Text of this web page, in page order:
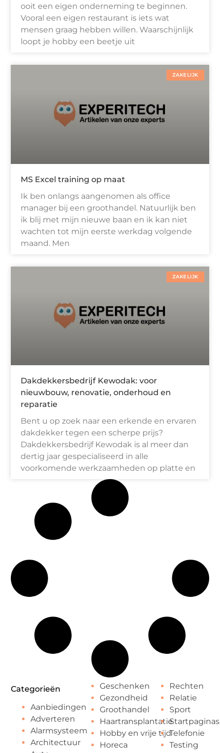
ooit een eigen onderneming te beginnen.
Vooral een eigen restaurant is iets wat
mensen graag hebben willen. Waarschijnlijk
loopt je hobby een beetje uit
ZAKELIJK
MS Excel training op maat
Ik ben onlangs aangenomen als office
manager bij een groothandel. Natuurlijk ben
ik blij met mijn nieuwe baan en ik kan niet
wachten tot mijn eerste werkdag volgende
maand. Men
ZAKELIJK
Dakdekkersbedrijf Kewodak: voor
nieuwbouw, renovatie, onderhoud en
reparatie
Bent u op zoek naar een erkende en ervaren
dakdekker tegen een scherpe prijs?
Dakdekkersbedrijf Kewodak is al meer dan
dertig jaar gespecialiseerd in alle
voorkomende werkzaamheden op platte en
Categorieën
Aanbiedingen
Adverteren
Alarmsysteem
Architectuur
Geschenken
Gezondheid
Groothandel
Haartransplantatie
Hobby en vrije tijd
Horeca
Rechten
Relatie
Sport
Startpaginas
Telefonie
Testing